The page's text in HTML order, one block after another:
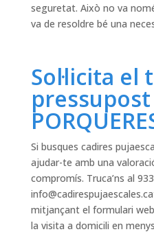
seguretat. Això no va
va de resoldre bé una
Sol·licita el
Si busques cadires
ajudar-te amb una
compromís. Truca’ns al
mitjançant el formulari
la visita a domicili en